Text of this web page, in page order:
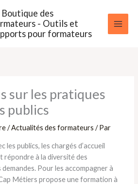
Boutique des
- Outils et
pour formateurs
sur les pratiques
publics
/Actualités des formateurs / Par
les publics, les chargés d’accueil
répondre à la diversité des
Pour les accompagner à
Métiers propose une formation à